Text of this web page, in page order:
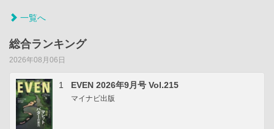
一覧へ
総合ランキング
2026年08月06日
1 EVEN 2026年9月号 Vol.215
マイナビ出版